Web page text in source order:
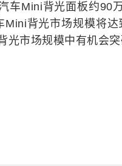
车Mini背光面板约90
背光市场规模将
市场规模中有机会突